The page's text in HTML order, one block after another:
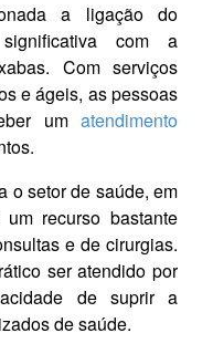
a ligação do
com a
Com serviços
e ágeis, as pessoas
um atendimento
o setor de saúde, em
recurso bastante
e de cirurgias.
ser atendido por
de suprir a
de saúde.